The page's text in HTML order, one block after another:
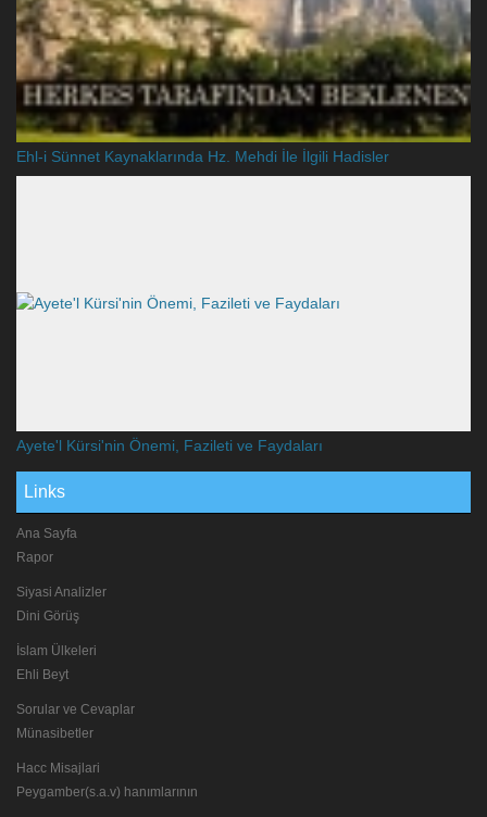
Ehl-i Sünnet Kaynaklarında Hz. Mehdi İle İlgili Hadisler
Ayete'l Kürsi'nin Önemi, Fazileti ve Faydaları
Links
Ana Sayfa
Rapor
Siyasi Analizler
Dini Görüş
İslam Ülkeleri
Ehli Beyt
Sorular ve Cevaplar
Münasibetler
Hacc Misajlari
Peygamber(s.a.v) hanımlarının